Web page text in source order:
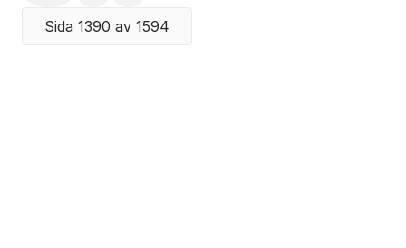
Sida 1390 av 1594